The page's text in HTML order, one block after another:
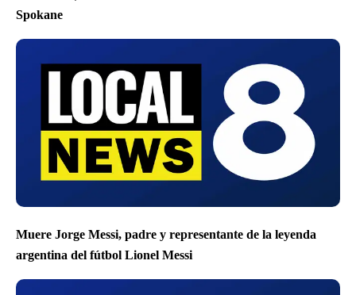
Spokane
Muere Jorge Messi, padre y representante de la leyenda
argentina del fútbol Lionel Messi